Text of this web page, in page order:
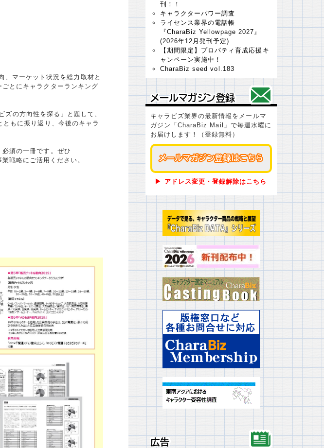
マーケット状況を総力取材と
とにキャラクターランキング
の方向性を探る」と題して、
もに振り返り、今後のキャラ
須の一冊です。ぜひ
戦略にご活用ください。
刊！！
キャラクターパワー調査
ライセンス業界の電話帳
『CharaBiz Yellowpage 2027』
(2026年12月発刊予定)
【期間限定】プロパティ育成応援キ
ャンペーン実施中！
CharaBiz seed vol.183
メールマガジン登録
メールマガジン登録
キャラビズ業界の最新情報をメールマ
ガジン「CharaBiz Mail」で毎週水曜に
お届けします！（登録無料）
メールマガジン登録はこちら
メールマガジン登録はこちら
▶ アドレス変更・登録解除はこちら
広告
広告